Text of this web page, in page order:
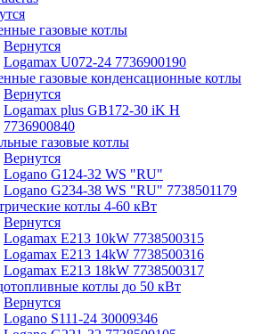
газовые котлы
Вернутся
Logamax U072-24 7736900190
газовые конденсационные котлы
Вернутся
Logamax plus GB172-30 iK H
7736900840
газовые котлы
Вернутся
Logano G124-32 WS "RU"
Logano G234-38 WS "RU" 7738501179
котлы 4-60 кВт
Вернутся
Logamax E213 10kW 7738500315
Logamax E213 14kW 7738500316
Logamax E213 18kW 7738500317
котлы до 50 кВт
Вернутся
Logano S111-24 30009346